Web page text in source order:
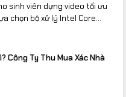
sinh viên dựng video tối ưu
chọn bộ xử lý Intel Core...
Công Ty Thu Mua Xác Nhà